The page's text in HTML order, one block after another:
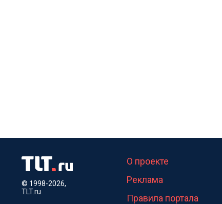
© 1998-2026,
TLT.ru
О проекте
Реклама
Правила портала